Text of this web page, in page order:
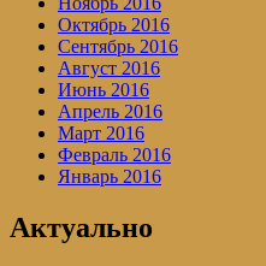
Октябрь 2016
Сентябрь 2016
Август 2016
Июнь 2016
Апрель 2016
Март 2016
Февраль 2016
Январь 2016
Актуально